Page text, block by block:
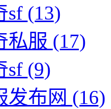
sf (13)
私服 (17)
sf (9)
发布网 (16)